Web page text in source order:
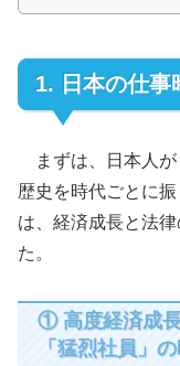
1. 日本の仕事
まずは、日本人が
歴史を時代ごとに
は、経済成長と法
た。
① 高度経済成
「猛烈社員」